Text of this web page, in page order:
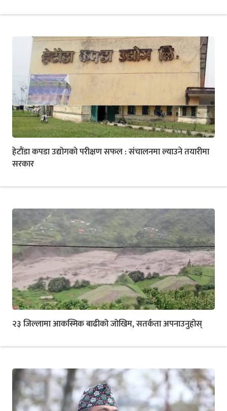
हेटौंडा कपडा उद्योगको परीक्षण सफल : संचालनमा ल्याउने तयारीमा
सरकार
२३ जिल्लामा आकस्मिक बाढीको जोखिम, सतर्कता अपनाउनुहोस्